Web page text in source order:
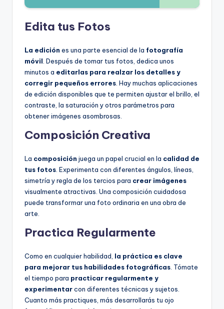
Edita tus Fotos
La edición es una parte esencial de la fotografía
móvil . Después de tomar tus fotos, dedica unos
minutos a editarlas para realzar los detalles y
corregir pequeños errores . Hay muchas aplicaciones
de edición disponibles que te permiten ajustar el brillo, el
contraste, la saturación y otros parámetros para
obtener imágenes asombrosas.
Composición Creativa
La composición juega un papel crucial en la calidad de
tus fotos . Experimenta con diferentes ángulos, líneas,
simetría y regla de los tercios para crear imágenes
visualmente atractivas. Una composición cuidadosa
puede transformar una foto ordinaria en una obra de
arte.
Practica Regularmente
Como en cualquier habilidad, la práctica es clave
para mejorar tus habilidades fotográficas . Tómate
el tiempo para practicar regularmente y
experimentarcon diferentes técnicas y sujetos.
Cuanto más practiques, más desarrollarás tu ojo